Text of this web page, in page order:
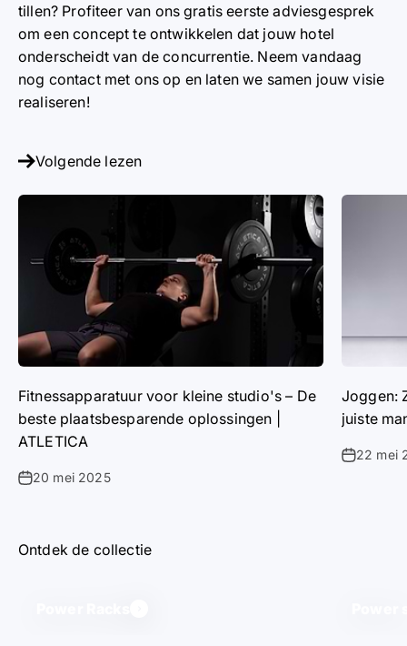
tillen? Profiteer van onsgratis eerste adviesgesprek
om een concept te ontwikkelen dat jouw hotel
onderscheidt van de concurrentie. Neem vandaag
nog contact met ons op en laten we samen jouw visie
realiseren!
Volgende lezen
Fitnessapparatuur voor kleine studio's – De
beste plaatsbesparende oplossingen |
ATLETICA
20 mei 2025
Joggen:
juiste
22 mei
Ontdek de collectie